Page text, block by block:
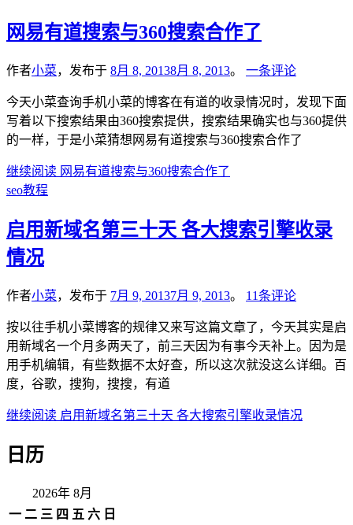
网易有道搜索与360搜索合作了
作者小菜，发布于 8月 8, 20138月 8, 2013。 一条评论
今天小菜查询手机小菜的博客在有道的收录情况时，发现下面
写着以下搜索结果由360搜索提供，搜索结果确实也与360提供
的一样，于是小菜猜想网易有道搜索与360搜索合作了
继续阅读 网易有道搜索与360搜索合作了
seo教程
启用新域名第三十天 各大搜索引擎收录
情况
作者小菜，发布于 7月 9, 20137月 9, 2013。 11条评论
按以往手机小菜博客的规律又来写这篇文章了，今天其实是启
用新域名一个月多两天了，前三天因为有事今天补上。因为是
用手机编辑，有些数据不太好查，所以这次就没这么详细。百
度，谷歌，搜狗，搜搜，有道
继续阅读 启用新域名第三十天 各大搜索引擎收录情况
日历
2026年 8月
一 二 三 四 五 六 日